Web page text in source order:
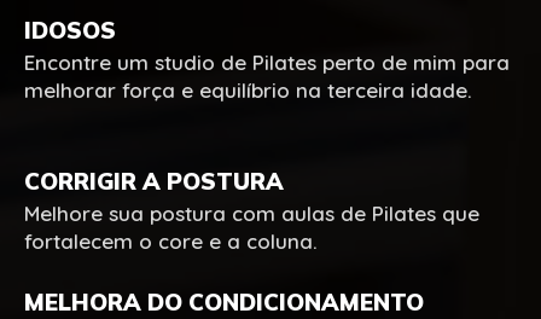
IDOSOS
Encontre um studio de Pilates perto de mim para
melhorar força e equilíbrio na terceira idade.
CORRIGIR A POSTURA
Melhore sua postura com aulas de Pilates que
fortalecem o core e a coluna.
MELHORA DO CONDICIONAMENTO